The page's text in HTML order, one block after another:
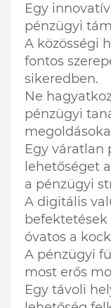
Egy
pénzügyi
A közösségi
fontos
sikeredben.
Ne
pénzügyi
Egy váratlan
lehetőséget
a pénzügyi
A digitális
óvatos a
A pénzügyi
most erős
Egy távoli